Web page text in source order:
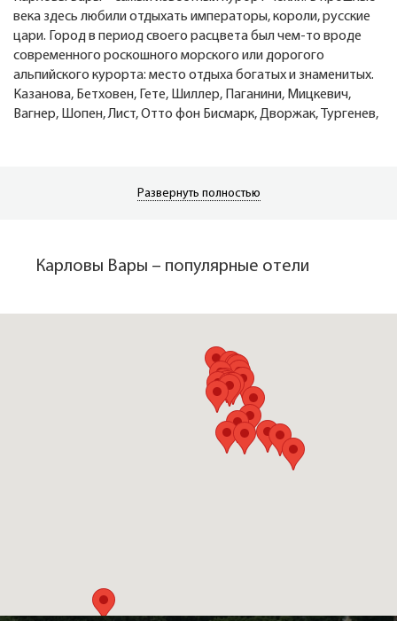
века здесь любили отдыхать императоры, короли, русские
цари. Город в период своего расцвета был чем-то вроде
современного роскошного морского или дорогого
альпийского курорта: место отдыха богатых и знаменитых.
Казанова, Бетховен, Гете, Шиллер, Паганини, Мицкевич,
Вагнер, Шопен, Лист, Отто фон Бисмарк, Дворжак, Тургенев,
И сегодня отдыхающие, степенно прогуливающиеся по
прошлых лет.
расположены в специальных павильонах – колоннадах,
являющихся главными достопримечательностями города.
Ротонды и колоннады считаются архитектурной
особенностью чешских курортов. Но они не только
украшают город, а ещё весьма удобны для прогулок в
Белоснежная Рыночная (Тржна) колоннада чем-то
Развернуть полностью
Карловы Вары – популярные отели